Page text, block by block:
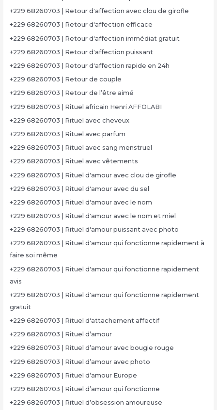
+229 68260703 | Retour d'affection avec clou de girofle
+229 68260703 | Retour d'affection efficace
+229 68260703 | Retour d'affection immédiat gratuit
+229 68260703 | Retour d'affection puissant
+229 68260703 | Retour d'affection rapide en 24h
+229 68260703 | Retour de couple
+229 68260703 | Retour de l’être aimé
+229 68260703 | Rituel africain Henri AFFOLABI
+229 68260703 | Rituel avec cheveux
+229 68260703 | Rituel avec parfum
+229 68260703 | Rituel avec sang menstruel
+229 68260703 | Rituel avec vêtements
+229 68260703 | Rituel d'amour avec clou de girofle
+229 68260703 | Rituel d'amour avec du sel
+229 68260703 | Rituel d'amour avec le nom
+229 68260703 | Rituel d'amour avec le nom et miel
+229 68260703 | Rituel d'amour puissant avec photo
+229 68260703 | Rituel d'amour qui fonctionne rapidement à
faire soi même
+229 68260703 | Rituel d'amour qui fonctionne rapidement
avis
+229 68260703 | Rituel d'amour qui fonctionne rapidement
gratuit
+229 68260703 | Rituel d'attachement affectif
+229 68260703 | Rituel d’amour
+229 68260703 | Rituel d’amour avec bougie rouge
+229 68260703 | Rituel d’amour avec photo
+229 68260703 | Rituel d’amour Europe
+229 68260703 | Rituel d’amour qui fonctionne
+229 68260703 | Rituel d’obsession amoureuse